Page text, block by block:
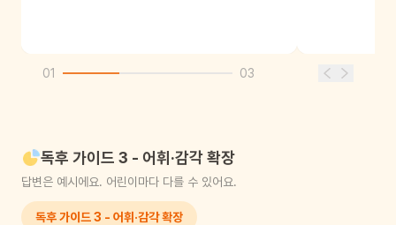
01 03
독후 가이드 3 - 어휘·감각 확장
답변은 예시에요. 어린이마다 다를 수 있어요.
독후 가이드 3 - 어휘·감각 확장